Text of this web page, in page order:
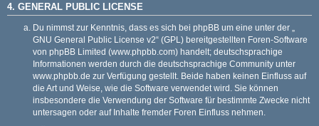
4. GENERAL PUBLIC LICENSE
Du nimmst zur Kenntnis, dass es sich bei phpBB um eine unter der „
GNU General Public License v2“ (GPL) bereitgestellten Foren-Software
von phpBB Limited (www.phpbb.com) handelt; deutschsprachige
Informationen werden durch die deutschsprachige Community unter
www.phpbb.de zur Verfügung gestellt. Beide haben keinen Einfluss auf
die Art und Weise, wie die Software verwendet wird. Sie können
insbesondere die Verwendung der Software für bestimmte Zwecke nicht
untersagen oder auf Inhalte fremder Foren Einfluss nehmen.